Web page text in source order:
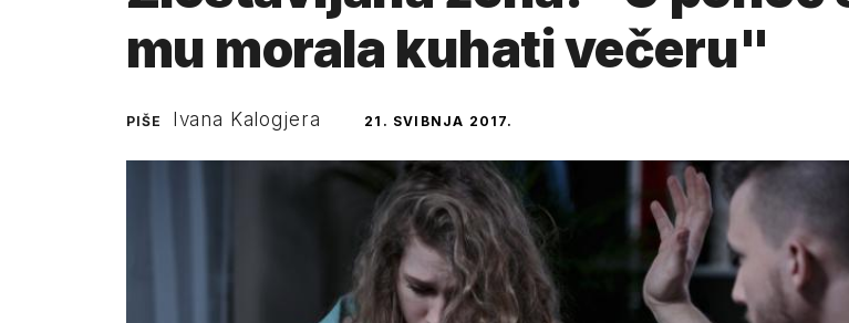
mu morala kuhati večeru"
PIŠE Ivana Kalogjera 21. SVIBNJA 2017.